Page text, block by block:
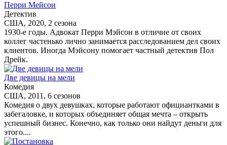
Перри Мейсон
Детектив
США, 2020, 2 сезона
1930-е годы. Адвокат Перри Мэйсон в отличие от своих
коллег частенько лично занимается расследованием дел своих
клиентов. Иногда Мэйсону помогает частный детектив Пол
Дрейк.
Две девицы на мели
Комедия
США, 2011, 6 сезонов
Комедия о двух девушках, которые работают официантками в
забегаловке, и которых объединяет общая мечта – открыть
успешный бизнес. Конечно, как только они найдут деньги для
этого....